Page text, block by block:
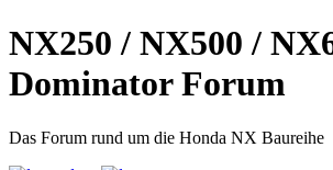
NX250 / NX500 /
Dominator Forum
Das Forum rund um die Honda NX Baureihe